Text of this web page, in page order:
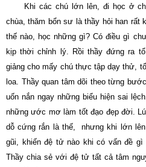
Khi các chú lớn lên, đi học ở
chùa, thăm bổn sư là thầy hỏi han rất
thế nào, học những gì? Có điều gì
kịp thời chỉnh lý. Rồi thầy đứng ra
giảng cho mấy chú thực tập dạy thử,
loa. Thầy quan tâm dõi theo từng
uốn nắn ngay những biểu hiện sai
những ước mơ làm tốt đạo đẹp đời.
dỗ cứng rắn là thế, nhưng khi lớn
gũi, khiến đệ tử nào khi có vấn đề
Thầy chia sẻ với đệ tử tất cả tâm